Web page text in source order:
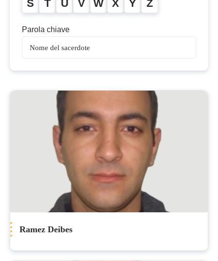
Parola chiave
Ramez Deibes